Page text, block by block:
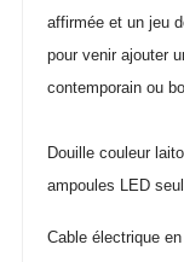
affirmée et un jeu
pour venir ajouter
contemporain ou
Douille couleur
ampoules LED
Cable électrique